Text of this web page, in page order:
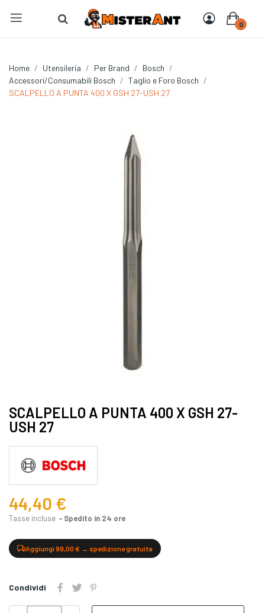
0
Home Utensileria Per Brand
Bosch
Accessori/Consumabili Bosch
Taglio e Foro Bosch
SCALPELLO A PUNTA 400 X GSH 27-USH 27
SCALPELLO A PUNTA 400 X GSH 27-
USH 27
44,40 €
Tasse incluse Spedito in 24 ore
Aggiungi 99,00 € → spedizione gratuita
Condividi